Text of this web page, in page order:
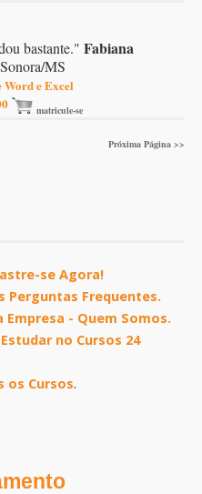
bastante." Fabiana
MS
Word e Excel
matricule-se
Próxima Página >>
se Agora!
Perguntas Frequentes.
- Quem Somos.
no Cursos 24
os Cursos.